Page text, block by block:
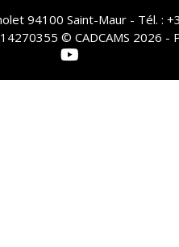
94100 Saint-Maur - Tél. :
© CADCAMS 2026 -